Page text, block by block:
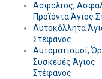
Άσφαλτος,
Προϊόντα Άγιος
Αυτοκόλλητα
Στέφανος
Αυτοματισμοί,
Συσκευές Άγιος
Στέφανος